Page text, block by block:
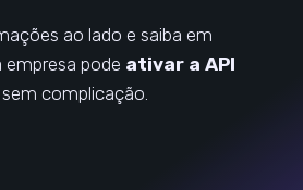
ao lado e saiba em
empresa pode ativar a API
sem complicação.